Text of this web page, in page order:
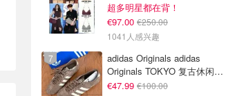
超多明星都在背！
€97.00 €250.00
1041人感兴趣
adidas Originals adidas
Originals TOKYO 复古休闲鞋
深棕色
€47.99 €100.00